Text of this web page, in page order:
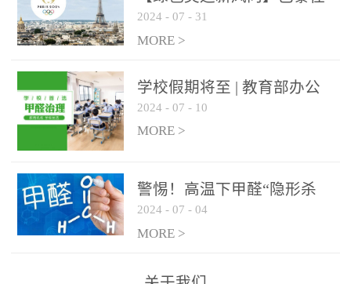
宿风波：优吸环保共建健康
绿色家居
2024 - 07 - 31
MORE >
学校假期将至 | 教育部办公
厅关于加强学校新建校舍室
内空气质量管理通知
2024 - 07 - 10
MORE >
警惕！高温下甲醛“隐形杀
手”来袭，你的家安全吗？
2024 - 07 - 04
MORE >